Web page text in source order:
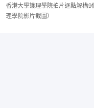
香港大學護理學院拍片逐點解構
理學院影片截圖）